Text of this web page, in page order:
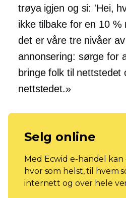
trøya igjen og si: 'Hei,
ikke tilbake for en 10 %
det er våre tre nivåer
annonsering: sørge for
bringe folk til nettstedet
nettstedet.»
Selg online
Med Ecwid e-handel
hvor som helst, til hvem
internett og over hele